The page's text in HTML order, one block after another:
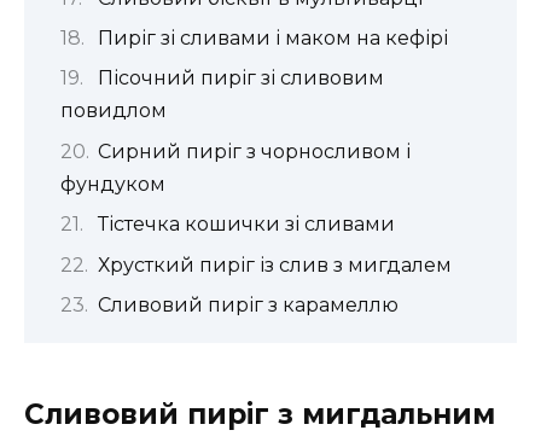
Пиріг зі сливами і маком на кефірі
Пісочний пиріг зі сливовим
повидлом
Сирний пиріг з чорносливом і
фундуком
Тістечка кошички зі сливами
Хрусткий пиріг із слив з мигдалем
Сливовий пиріг з карамеллю
Сливовий пиріг з мигдальним